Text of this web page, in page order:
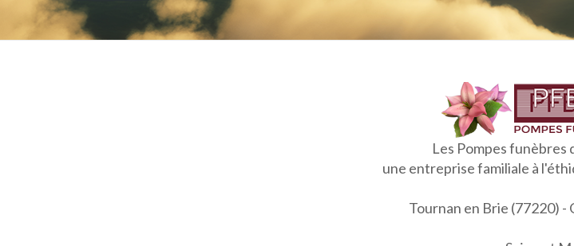
Les Pompes funèbres
une entreprise familiale à
Tournan en Brie (77220) -